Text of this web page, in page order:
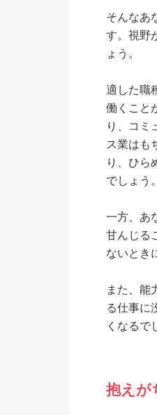
そんなあ
す。視野
ょう。
適した職
働くこと
り、コミ
ス業はも
り、ひら
でしょう
一方、あ
甘んじる
ないとき
また、能
る仕事に
くなるで
抱えが